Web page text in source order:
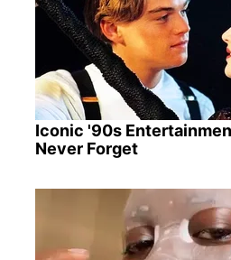
Iconic '90s
Never Forget